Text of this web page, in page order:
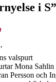
i S”
valspurt
Mona Sahlin
Persson och